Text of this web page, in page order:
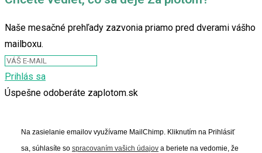
Naše mesačné prehľady zazvonia priamo pred dverami vášho
mailboxu.
Prihlás sa
Úspešne odoberáte zaplotom.sk
Na zasielanie emailov využívame MailChimp. Kliknutím na Prihlásiť
sa, súhlasíte so spracovaním vašich údajov a beriete na vedomie, že